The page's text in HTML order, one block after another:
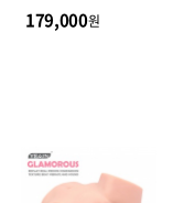
179,000원